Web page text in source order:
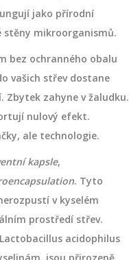
jako přírodní
mikroorganismů.
bez ochranného obalu
vašich střev dostane
Zbytek zahyne v žaludku.
nulový efekt.
ale technologie.
kapsle,
. Tyto
v kyselém
prostředí střev.
Lactobacillus acidophilus